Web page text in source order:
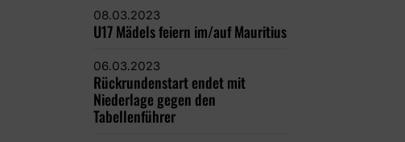
08.03.2023
U17 Mädels feiern im/auf Mauritius
06.03.2023
Rückrundenstart endet mit
Niederlage gegen den
Tabellenführer